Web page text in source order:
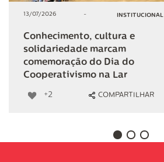
13/07/2026 - INSTITUCIONAL
Conhecimento, cultura e
solidariedade marcam
comemoração do Dia do
Cooperativismo na Lar
+2 COMPARTILHAR